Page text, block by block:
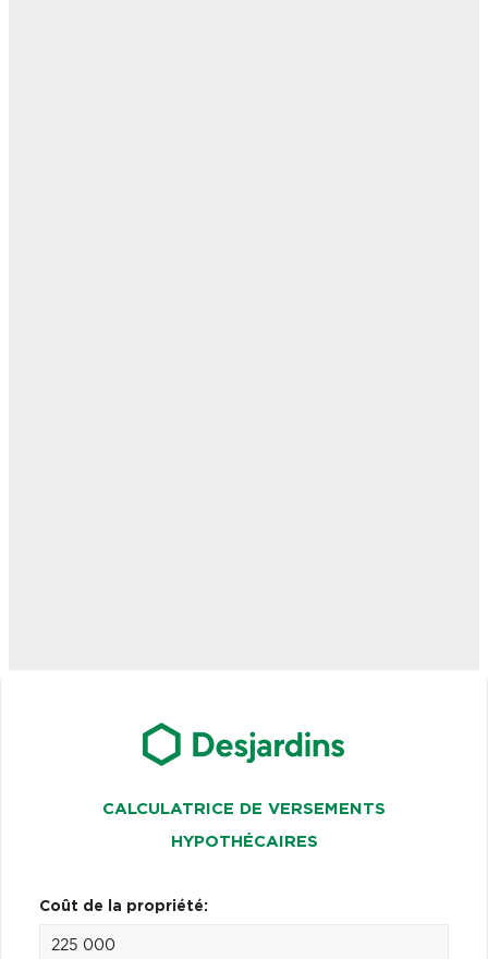
CALCULATRICE DE VERSEMENTS
HYPOTHÉCAIRES
Coût de la propriété: